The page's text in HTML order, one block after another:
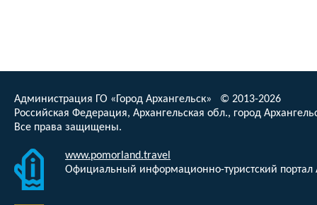
Администрация ГО «Город Архангельск» © 2013-2026
Российская Федерация, Архангельская обл., город
Все права защищены.
www.pomorland.travel
Официальный информационно-туристский портал